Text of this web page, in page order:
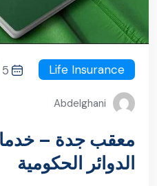
Life Insurance 5 أغسطس، 2024
Abdelghani
معقب جدة –
الدوائر الحكومية